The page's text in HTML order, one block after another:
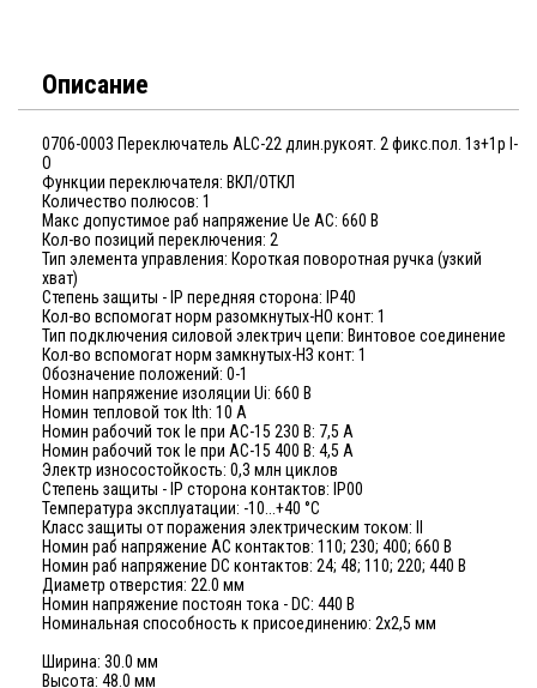
Описание
0706-0003 Переключатель ALC-22 длин.рукоят. 2 фикс.пол. 1з+1р I-
O
Функции переключателя: ВКЛ/ОТКЛ
Количество полюсов: 1
Макс допустимое раб напряжение Ue AC: 660 В
Кол-во позиций переключения: 2
Тип элемента управления: Короткая поворотная ручка (узкий
хват)
Степень защиты - IP передняя сторона: IP40
Кол-во вспомогат норм разомкнутых-НО конт: 1
Тип подключения силовой электрич цепи: Винтовое соединение
Кол-во вспомогат норм замкнутых-НЗ конт: 1
Обозначение положений: 0-1
Номин напряжение изоляции Ui: 660 В
Номин тепловой ток Ith: 10 А
Номин рабочий ток Ie при AC-15 230 В: 7,5 А
Номин рабочий ток Ie при АС-15 400 В: 4,5 А
Электр износостойкость: 0,3 млн циклов
Степень защиты - IP сторона контактов: IP00
Температура эксплуатации: -10...+40 °C
Класс защиты от поражения электрическим током: II
Номин раб напряжение AC контактов: 110; 230; 400; 660 В
Номин раб напряжение DC контактов: 24; 48; 110; 220; 440 В
Диаметр отверстия: 22.0 мм
Номин напряжение постоян тока - DC: 440 В
Номинальная способность к присоединению: 2х2,5 мм
Ширина: 30.0 мм
Высота: 48.0 мм